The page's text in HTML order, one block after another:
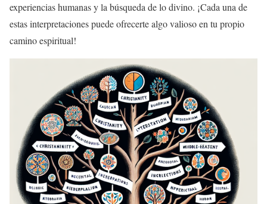
experiencias humanas y la búsqueda de lo divino. ¡Cada una de
estas interpretaciones puede ofrecerte algo valioso en tu propio
camino espiritual!